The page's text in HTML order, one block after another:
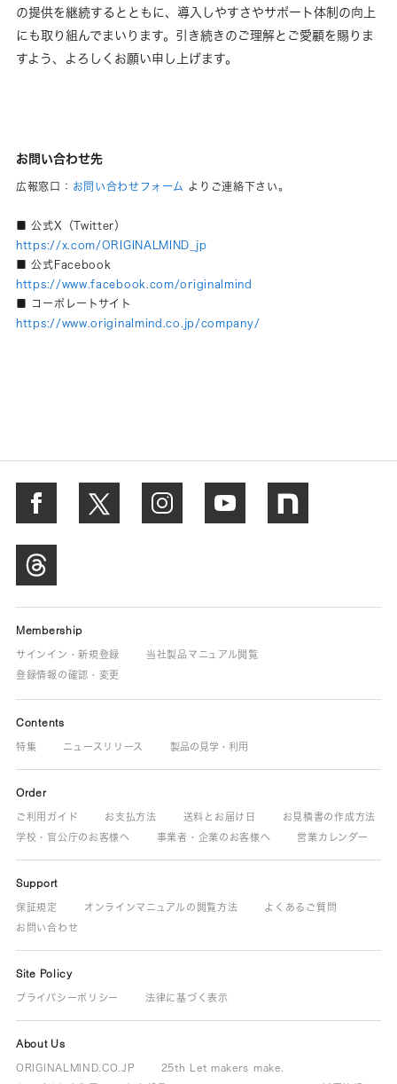
の提供を継続するとともに、導入しやすさやサポート体制の向上
にも取り組んでまいります。引き続きのご理解とご愛顧を賜りま
すよう、よろしくお願い申し上げます。
お問い合わせ先
広報窓口： お問い合わせフォーム よりご連絡下さい。
■ 公式X（Twitter）
https://x.com/ORIGINALMIND_jp
■ 公式Facebook
https://www.facebook.com/originalmind
■ コーポレートサイト
https://www.originalmind.co.jp/company/
Membership
サインイン・新規登録
当社製品マニュアル閲覧
登録情報の確認・変更
Contents
特集 ニュースリリース 製品の見学・利用
Order
ご利用ガイド お支払方法 送料とお届け日
お見積書の作成方法
学校・官公庁のお客様へ
事業者・企業のお客様へ 営業カレンダー
Support
保証規定 オンラインマニュアルの閲覧方法
よくあるご質問
お問い合わせ
Site Policy
プライバシーポリシー 法律に基づく表示
About Us
ORIGINALMIND.CO.JP
25th Let makers make.